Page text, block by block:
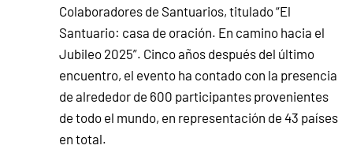
Colaboradores de Santuarios, titulado “El
Santuario: casa de oración. En camino hacia el
Jubileo 2025”. Cinco años después del último
encuentro, el evento ha contado con la presencia
de alrededor de 600 participantes provenientes
de todo el mundo, en representación de 43 países
en total.